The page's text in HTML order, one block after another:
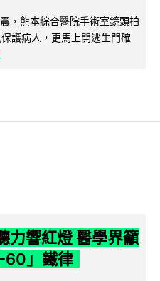
，熊本綜合醫院手術室鏡頭拍
護病人，更馬上開逃生門確
力響紅燈 醫學界籲
60」鐵律